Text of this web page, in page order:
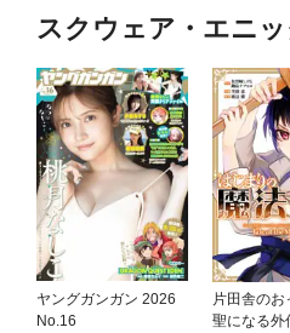
スクウェア・エニ
ヤングガンガン 2026
No.16
片田舎のお
聖になる